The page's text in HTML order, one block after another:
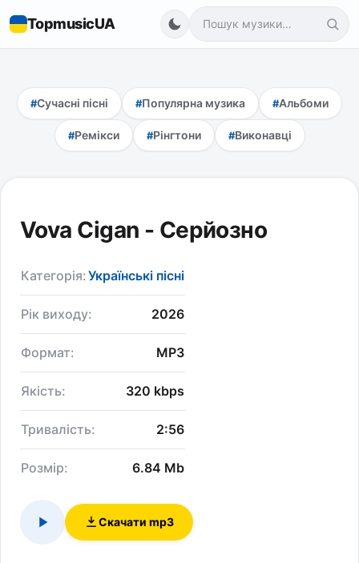
TopmusicUA
Сучасні пісні Популярна музика Альбоми
Ремікси Рінгтони Виконавці
Vova Cigan - Серйозно
Категорія:Українські пісні
Рік виходу: 2026
Формат: MP3
Якість: 320 kbps
Тривалість: 2:56
Розмір: 6.84 Mb
Скачати mp3